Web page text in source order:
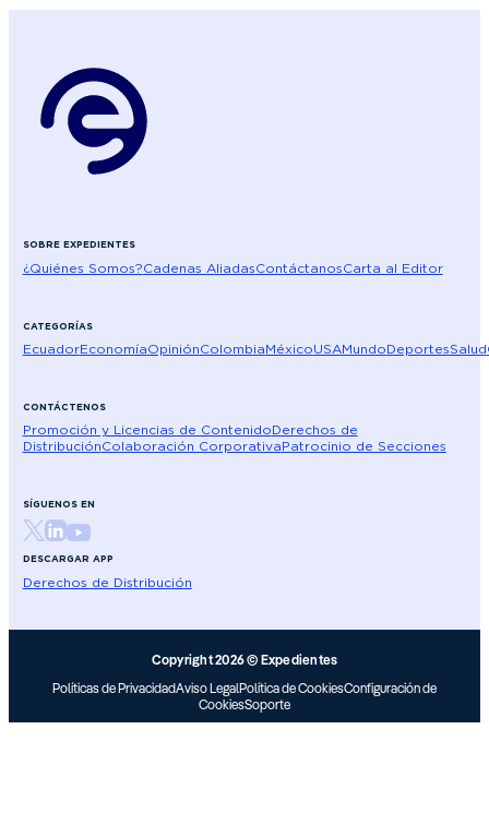
SOBRE EXPEDIENTES
¿Quiénes Somos?Cadenas AliadasContáctanosCarta al Editor
CATEGORÍAS
EcuadorEconomíaOpiniónColombiaMéxicoUSAMundoDeportesSalud
CONTÁCTENOS
Promoción y Licencias de ContenidoDerechos de
DistribuciónColaboración CorporativaPatrocinio de Secciones
SÍGUENOS EN
DESCARGAR APP
Derechos de Distribución
Copyright 2026 © Expedientes
Políticas de PrivacidadAviso LegalPolítica de CookiesConfiguración de
CookiesSoporte